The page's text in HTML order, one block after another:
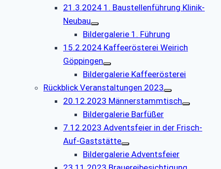
21.3.2024 1. Baustellenführung Klinik-
Neubau
Bildergalerie 1. Führung
15.2.2024 Kaffeerösterei Weirich
Göppingen
Bildergalerie Kaffeerösterei
Rückblick Veranstaltungen 2023
20.12.2023 Männerstammtisch
Bildergalerie Barfüßer
7.12.2023 Adventsfeier in der Frisch-
Auf-Gaststätte
Bildergalerie Adventsfeier